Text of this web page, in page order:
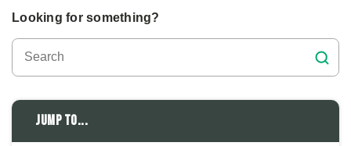
Looking for something?
Jump to...